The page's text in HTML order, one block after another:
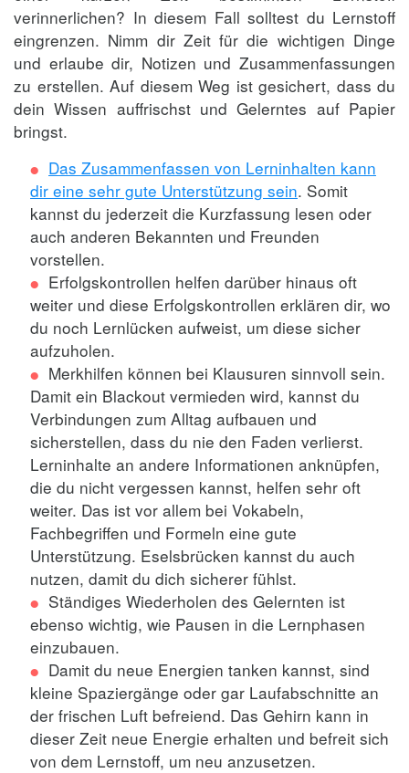
verinnerlichen? In diesem Fall solltest du Lernstoff
eingrenzen. Nimm dir Zeit für die wichtigen Dinge
und erlaube dir, Notizen und Zusammenfassungen
zu erstellen. Auf diesem Weg ist gesichert, dass du
dein Wissen auffrischst und Gelerntes auf Papier
bringst.
Das Zusammenfassen von Lerninhalten kann
dir eine sehr gute Unterstützung sein. Somit
kannst du jederzeit die Kurzfassung lesen oder
auch anderen Bekannten und Freunden
vorstellen.
Erfolgskontrollen helfen darüber hinaus oft
weiter und diese Erfolgskontrollen erklären dir, wo
du noch Lernlücken aufweist, um diese sicher
aufzuholen.
Merkhilfen können bei Klausuren sinnvoll sein.
Damit ein Blackout vermieden wird, kannst du
Verbindungen zum Alltag aufbauen und
sicherstellen, dass du nie den Faden verlierst.
Lerninhalte an andere Informationen anknüpfen,
die du nicht vergessen kannst, helfen sehr oft
weiter. Das ist vor allem bei Vokabeln,
Fachbegriffen und Formeln eine gute
Unterstützung. Eselsbrücken kannst du auch
nutzen, damit du dich sicherer fühlst.
Ständiges Wiederholen des Gelernten ist
ebenso wichtig, wie Pausen in die Lernphasen
einzubauen.
Damit du neue Energien tanken kannst, sind
kleine Spaziergänge oder gar Laufabschnitte an
der frischen Luft befreiend. Das Gehirn kann in
dieser Zeit neue Energie erhalten und befreit sich
von dem Lernstoff, um neu anzusetzen.